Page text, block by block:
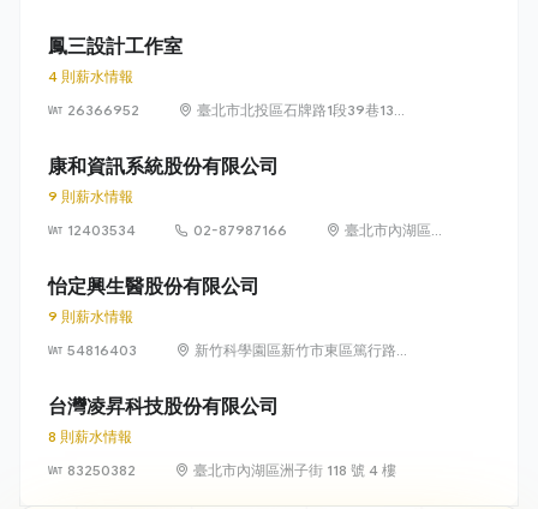
鳳三設計工作室
4 則薪水情報
26366952
臺北市北投區石牌路1段39巷134
康和資訊系統股份有限公司
9 則薪水情報
12403534
02-87987166
臺北市內湖區瑞
怡定興生醫股份有限公司
9 則薪水情報
54816403
新竹科學園區新竹市東區篤行路6
台灣凌昇科技股份有限公司
8 則薪水情報
83250382
臺北市內湖區洲子街 118 號 4 樓